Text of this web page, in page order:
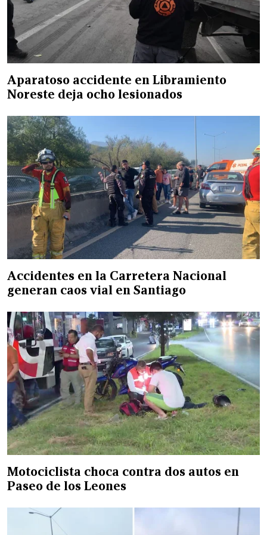
Aparatoso accidente en Libramiento
Noreste deja ocho lesionados
Accidentes en la Carretera Nacional
generan caos vial en Santiago
Motociclista choca contra dos autos en
Paseo de los Leones